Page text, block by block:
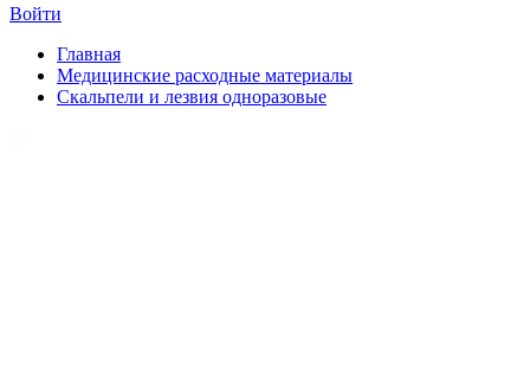
Войти
Главная
Медицинские расходные материалы
Скальпели и лезвия одноразовые